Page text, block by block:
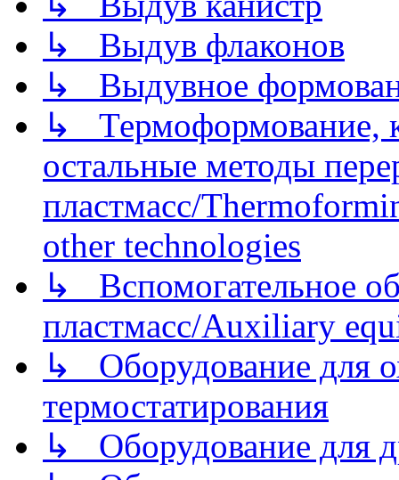
↳ Выдув флаконов
↳ Выдувное
↳ Термоформование,
остальные методы
пластмасс/
other technologies
↳ Вспомогательное
пластмасс/Auxiliary
↳ Оборудование для
термостатирования
↳ Оборудование для